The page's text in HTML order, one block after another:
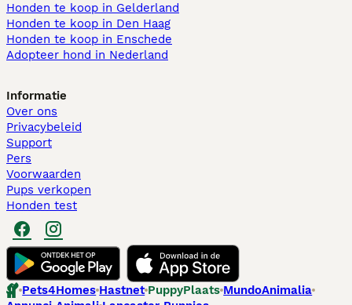
Honden te koop in Gelderland
Honden te koop in Den Haag
Honden te koop in Enschede
Adopteer hond in Nederland
Informatie
Over ons
Privacybeleid
Support
Pers
Voorwaarden
Pups verkopen
Honden test
Pets4Homes Hastnet PuppyPlaats MundoAnimalia